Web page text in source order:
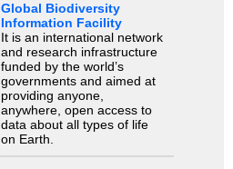
Global Biodiversity
Information Facility
It is an international network
and research infrastructure
funded by the world’s
governments and aimed at
providing anyone,
anywhere, open access to
data about all types of life
on Earth.